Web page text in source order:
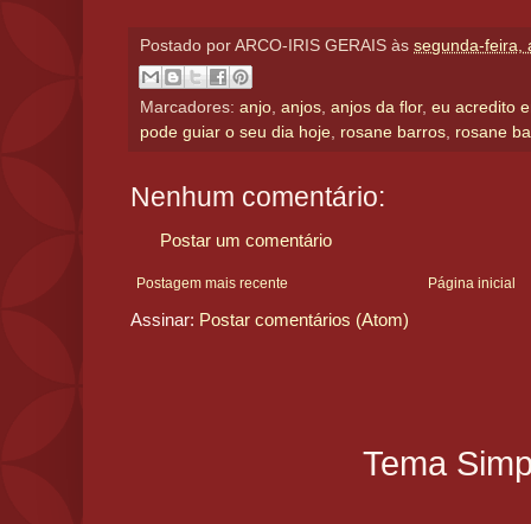
Postado por ARCO-IRIS GERAIS às segunda-feira,
Marcadores: anjo anjos anjos da flor, eu acredito
pode guiar o seu dia hoje rosane barros rosane
Nenhum comentário:
Postar um comentário
Postagem mais recente Página inicial
Assinar: Postar comentários (Atom)
Tema